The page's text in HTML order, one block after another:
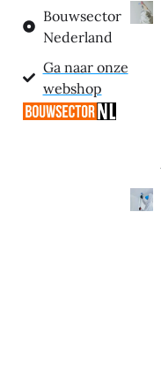
Bouwsector
Nederland
Ga naar onze
webshop